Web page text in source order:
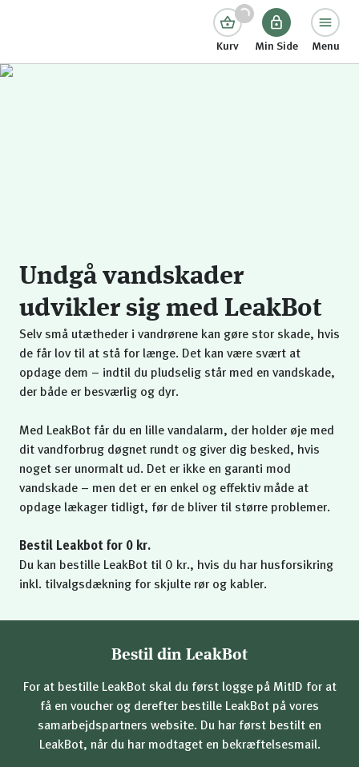
Kurv Min Side Menu
Undgå vandskader
udvikler sig med LeakBot
Selv små utætheder i vandrørene kan gøre stor skade, hvis
de får lov til at stå for længe. Det kan være svært at
opdage dem – indtil du pludselig står med en vandskade,
der både er besværlig og dyr.
Med LeakBot får du en lille vandalarm, der holder øje med
dit vandforbrug døgnet rundt og giver dig besked, hvis
noget ser unormalt ud. Det er ikke en garanti mod
vandskade – men det er en enkel og effektiv måde at
opdage lækager tidligt, før de bliver til større problemer.
Bestil Leakbot for 0 kr.
Du kan bestille LeakBot til 0 kr., hvis du har husforsikring
inkl. tilvalgsdækning for skjulte rør og kabler.
Bestil din LeakBot
For at bestille LeakBot skal du først logge på MitID for at
få en voucher og derefter bestille LeakBot på vores
samarbejdspartners website. Du har først bestilt en
LeakBot, når du har modtaget en bekræftelsesmail.